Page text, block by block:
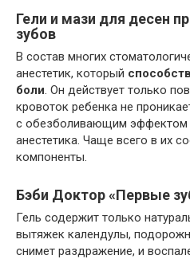
Гели и мази для десен
зубов
В состав многих
анестетик, который
боли . Он действует только
кровоток ребенка не
с обезболивающим эффектом
анестетика. Чаще всего в их
компоненты.
Бэби Доктор «Первые
Гель содержит только
вытяжек календулы,
снимет раздражение, и